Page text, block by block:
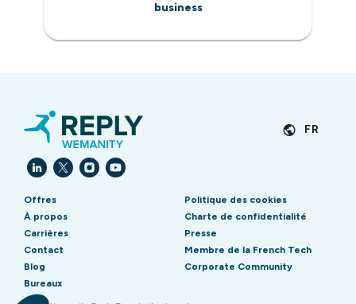
business
FR
Offres
À propos
Carrières
Contact
Blog
Bureaux
Politique des cookies
Charte de confidentialité
Presse
Membre de la French Tech
Corporate Community